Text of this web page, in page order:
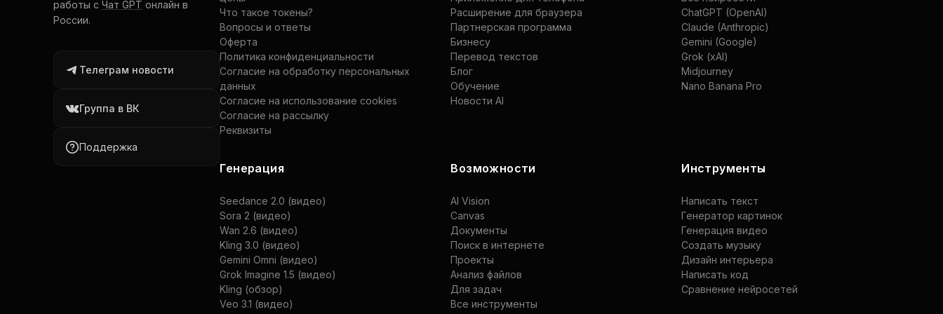
работы с Чат GPT онлайн в
России.
Телеграм новости
Группа в ВК
Поддержка
Что такое токены?
Вопросы и ответы
Оферта
Политика конфиденциальности
Согласие на обработку персональных
данных
Согласие на использование cookies
Согласие на рассылку
Реквизиты
Расширение для браузера
Партнерская программа
Бизнесу
Перевод текстов
Блог
Обучение
Новости AI
ChatGPT (OpenAI)
Claude (Anthropic)
Gemini (Google)
Grok (xAI)
Midjourney
Nano Banana Pro
Генерация
Seedance 2.0 (видео)
Sora 2 (видео)
Wan 2.6 (видео)
Kling 3.0 (видео)
Gemini Omni (видео)
Grok Imagine 1.5 (видео)
Kling (обзор)
Veo 3.1 (видео)
Возможности
AI Vision
Canvas
Документы
Поиск в интернете
Проекты
Анализ файлов
Для задач
Все инструменты
Инструменты
Написать текст
Генератор картинок
Генерация видео
Создать музыку
Дизайн интерьера
Написать код
Сравнение нейросетей